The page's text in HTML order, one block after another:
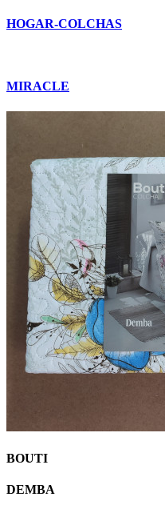
HOGAR-COLCHAS
MIRACLE
BOUTI
DEMBA